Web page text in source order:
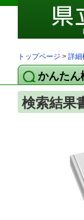
トップページ > 詳細
かんたん
検索結果